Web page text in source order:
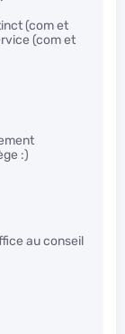
(com et
(com et
:)
au conseil